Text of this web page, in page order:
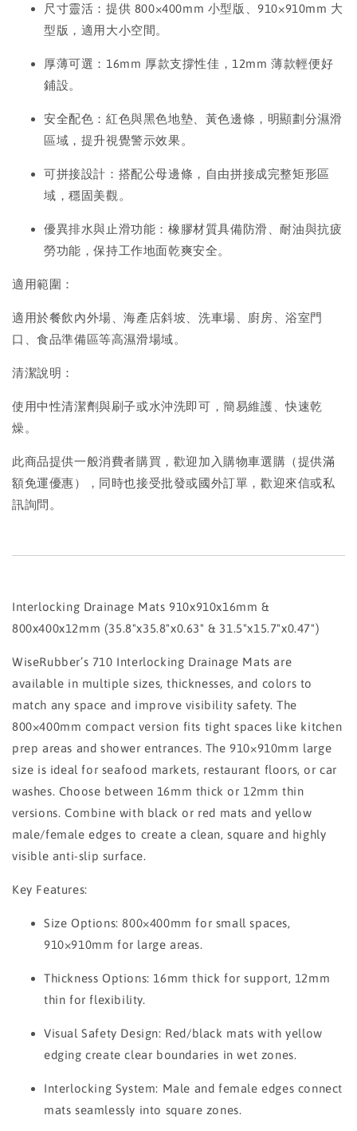
尺寸靈活：提供 800×400mm 小型版、910×910mm 大
型版，適用大小空間。
厚薄可選：16mm 厚款支撐性佳，12mm 薄款輕便好
鋪設。
安全配色：紅色與黑色地墊、黃色邊條，明顯劃分濕滑
區域，提升視覺警示效果。
可拼接設計：搭配公母邊條，自由拼接成完整矩形區
域，穩固美觀。
優異排水與止滑功能：橡膠材質具備防滑、耐油與抗疲
勞功能，保持工作地面乾爽安全。
適用範圍：
適用於餐飲內外場、海產店斜坡、洗車場、廚房、浴室門
口、食品準備區等高濕滑場域。
清潔說明：
使用中性清潔劑與刷子或水沖洗即可，簡易維護、快速乾
燥。
此商品提供一般消費者購買，歡迎加入購物車選購（提供滿
額免運優惠），同時也接受批發或國外訂單，歡迎來信或私
訊詢問。
Interlocking Drainage Mats 910x910x16mm &
800x400x12mm (35.8"x35.8"x0.63" & 31.5"x15.7"x0.47")
WiseRubber’s 710 Interlocking Drainage Mats are
available in multiple sizes, thicknesses, and colors to
match any space and improve visibility safety. The
800×400mm compact version fits tight spaces like kitchen
prep areas and shower entrances. The 910×910mm large
size is ideal for seafood markets, restaurant floors, or car
washes. Choose between 16mm thick or 12mm thin
versions. Combine with black or red mats and yellow
male/female edges to create a clean, square and highly
visible anti-slip surface.
Key Features:
Size Options: 800×400mm for small spaces,
910×910mm for large areas.
Thickness Options: 16mm thick for support, 12mm
thin for flexibility.
Visual Safety Design: Red/black mats with yellow
edging create clear boundaries in wet zones.
Interlocking System: Male and female edges connect
mats seamlessly into square zones.